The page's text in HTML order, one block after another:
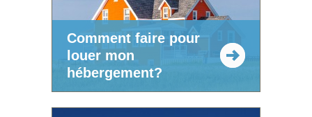
Comment faire pour
louer mon
hébergement?